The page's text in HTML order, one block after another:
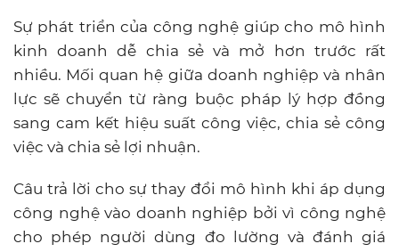
Sự phát triển của công nghệ giúp cho mô hình
kinh doanh dễ chia sẻ và mở hơn trước rất
nhiều. Mối quan hệ giữa doanh nghiệp và nhân
lực sẽ chuyển từ ràng buộc pháp lý hợp đồng
sang cam kết hiệu suất công việc, chia sẻ công
việc và chia sẻ lợi nhuận.
Câu trả lời cho sự thay đổi mô hình khi áp dụng
công nghệ vào doanh nghiệp bởi vì công nghệ
cho phép người dùng đo lường và đánh giá